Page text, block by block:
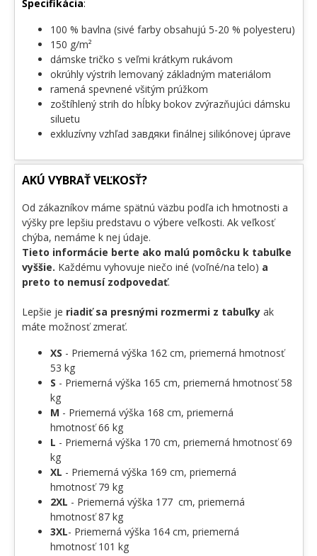
Špecifikácia:
100 % bavlna (sivé farby obsahujú 5-20 % polyesteru)
150 g/m²
dámske tričko s veľmi krátkym rukávom
okrúhly výstrih lemovaný základným materiálom
ramená spevnené všitým prúžkom
zoštíhlený strih do hĺbky bokov zvýrazňujúci dámsku
siluetu
exkluzívny vzhľad завдяки finálnej silikónovej úprave
AKÚ VYBRAŤ VEĽKOSŤ?
Od zákazníkov máme spätnú väzbu podľa ich hmotnosti a
výšky pre lepšiu predstavu o výbere veľkosti. Ak veľkosť
chýba, nemáme k nej údaje.
Tieto informácie berte ako malú pomôcku k tabuľke
vyššie. Každému vyhovuje niečo iné (voľné/na telo) a
preto to nemusí zodpovedať.
Lepšie je riadiť sa presnými rozmermi z tabuľky ak
máte možnosť zmerať.
XS - Priemerná výška 162 cm, priemerná hmotnosť
53 kg
S - Priemerná výška 165 cm, priemerná hmotnosť 58
kg
M - Priemerná výška 168 cm, priemerná
hmotnosť 66 kg
L - Priemerná výška 170 cm, priemerná hmotnosť 69
kg
XL - Priemerná výška 169 cm, priemerná
hmotnosť 79 kg
2XL - Priemerná výška 177 cm, priemerná
hmotnosť 87 kg
3XL- Priemerná výška 164 cm, priemerná
hmotnosť 101 kg